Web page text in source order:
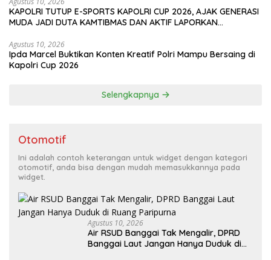
KAPOLRI TUTUP E-SPORTS KAPOLRI CUP 2026, AJAK GENERASI
MUDA JADI DUTA KAMTIBMAS DAN AKTIF LAPORKAN
Agustus 10, 2026
Ipda Marcel Buktikan Konten Kreatif Polri Mampu Bersaing di
Kapolri Cup 2026
Selengkapnya
Otomotif
Ini adalah contoh keterangan untuk widget dengan kategori
otomotif, anda bisa dengan mudah memasukkannya pada
widget.
Agustus 10, 2026
Air RSUD Banggai Tak Mengalir, DPRD
Banggai Laut Jangan Hanya Duduk di